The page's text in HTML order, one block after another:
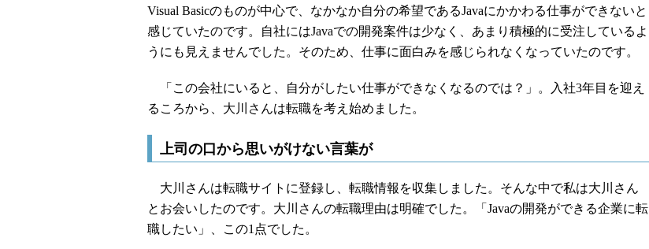
Visual Basicのものが中心で、なかなか自分の希望であるJavaにかかわる仕事ができないと
感じていたのです。自社にはJavaでの開発案件は少なく、あまり積極的に受注しているよ
うにも見えませんでした。そのため、仕事に面白みを感じられなくなっていたのです。
「この会社にいると、自分がしたい仕事ができなくなるのでは？」。入社3年目を迎え
るころから、大川さんは転職を考え始めました。
上司の口から思いがけない言葉が
大川さんは転職サイトに登録し、転職情報を収集しました。そんな中で私は大川さん
とお会いしたのです。大川さんの転職理由は明確でした。「Javaの開発ができる企業に転
職したい」、この1点でした。